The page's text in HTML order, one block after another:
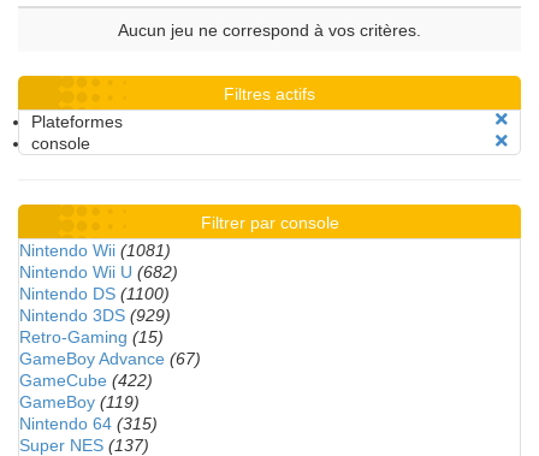
Aucun jeu ne correspond à vos critères.
Filtres actifs
Plateformes
console
Filtrer par console
Nintendo Wii (1081)
Nintendo Wii U (682)
Nintendo DS (1100)
Nintendo 3DS (929)
Retro-Gaming (15)
GameBoy Advance (67)
GameCube (422)
GameBoy (119)
Nintendo 64 (315)
Super NES (137)